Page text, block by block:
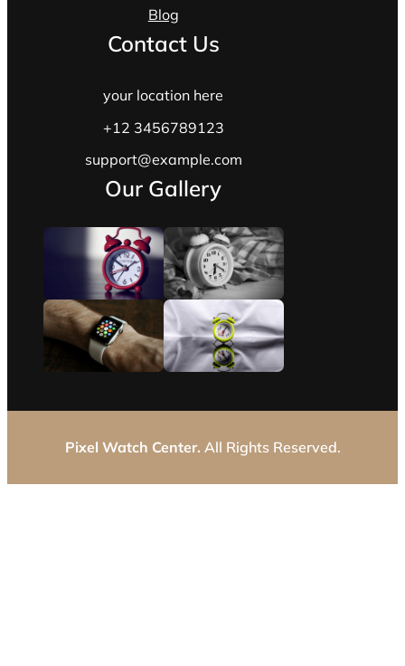
Blog
Contact Us
your location here
+12 3456789123
support@example.com
Our Gallery
Pixel Watch Center. All Rights Reserved.